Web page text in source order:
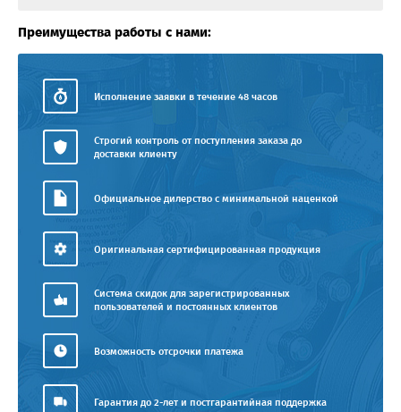
Преимущества работы с нами:
Исполнение заявки в течение 48 часов
Строгий контроль от поступления заказа до
доставки клиенту
Официальное дилерство с минимальной наценкой
Оригинальная сертифицированная продукция
Система скидок для зарегистрированных
пользователей и постоянных клиентов
Возможность отсрочки платежа
Гарантия до 2-лет и постгарантийная поддержка